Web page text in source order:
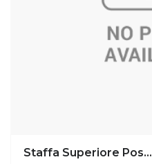
Staffa Superiore Pos...